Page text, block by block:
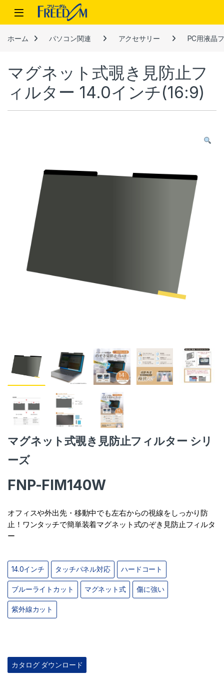
Skip to navigation
Skip to content
ホーム パソコン関連 アクセサリー PC用液晶
マグネット式覗き見防止フ
ィルター 14.0インチ(16:9)
マグネット式覗き見防止フィルター シリ
ーズ
FNP-FIM140W
オフィスや外出先・移動中でも左右からの視線をしっかり防
止！ワンタッチで簡単装着マグネット式のぞき見防止フィルタ
ー
14.0インチ タッチパネル対応 ハードコート
ブルーライトカット マグネット式 傷に強い
紫外線カット
カタログ ダウンロード